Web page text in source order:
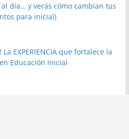
día… y verás cómo cambian tus
para inicial)
La EXPERIENCIA que fortalece la
Educación Inicial